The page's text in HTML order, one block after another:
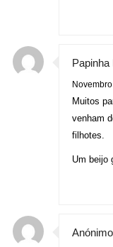
Papinha
Muitos
venham
filhotes.
Um beijo
Anónimo